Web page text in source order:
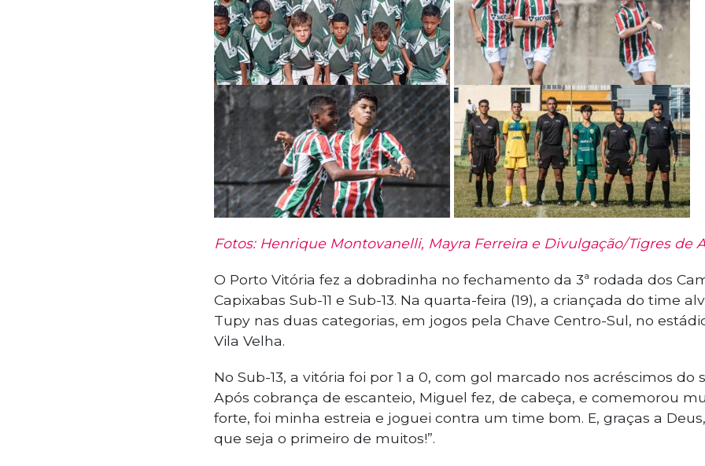
Fotos: Henrique Montovanelli, Mayra Ferreira e Divulgação/Tigres de
O Porto Vitória fez a dobradinha no fechamento da 3ª rodada dos
Capixabas Sub-11 e Sub-13. Na quarta-feira (19), a criançada do time
Tupy nas duas categorias, em jogos pela Chave Centro-Sul, no
Vila Velha.
No Sub-13, a vitória foi por 1 a 0, com gol marcado nos acréscimos do
Após cobrança de escanteio, Miguel fez, de cabeça, e comemorou
forte, foi minha estreia e joguei contra um time bom. E, graças a
que seja o primeiro de muitos!”.